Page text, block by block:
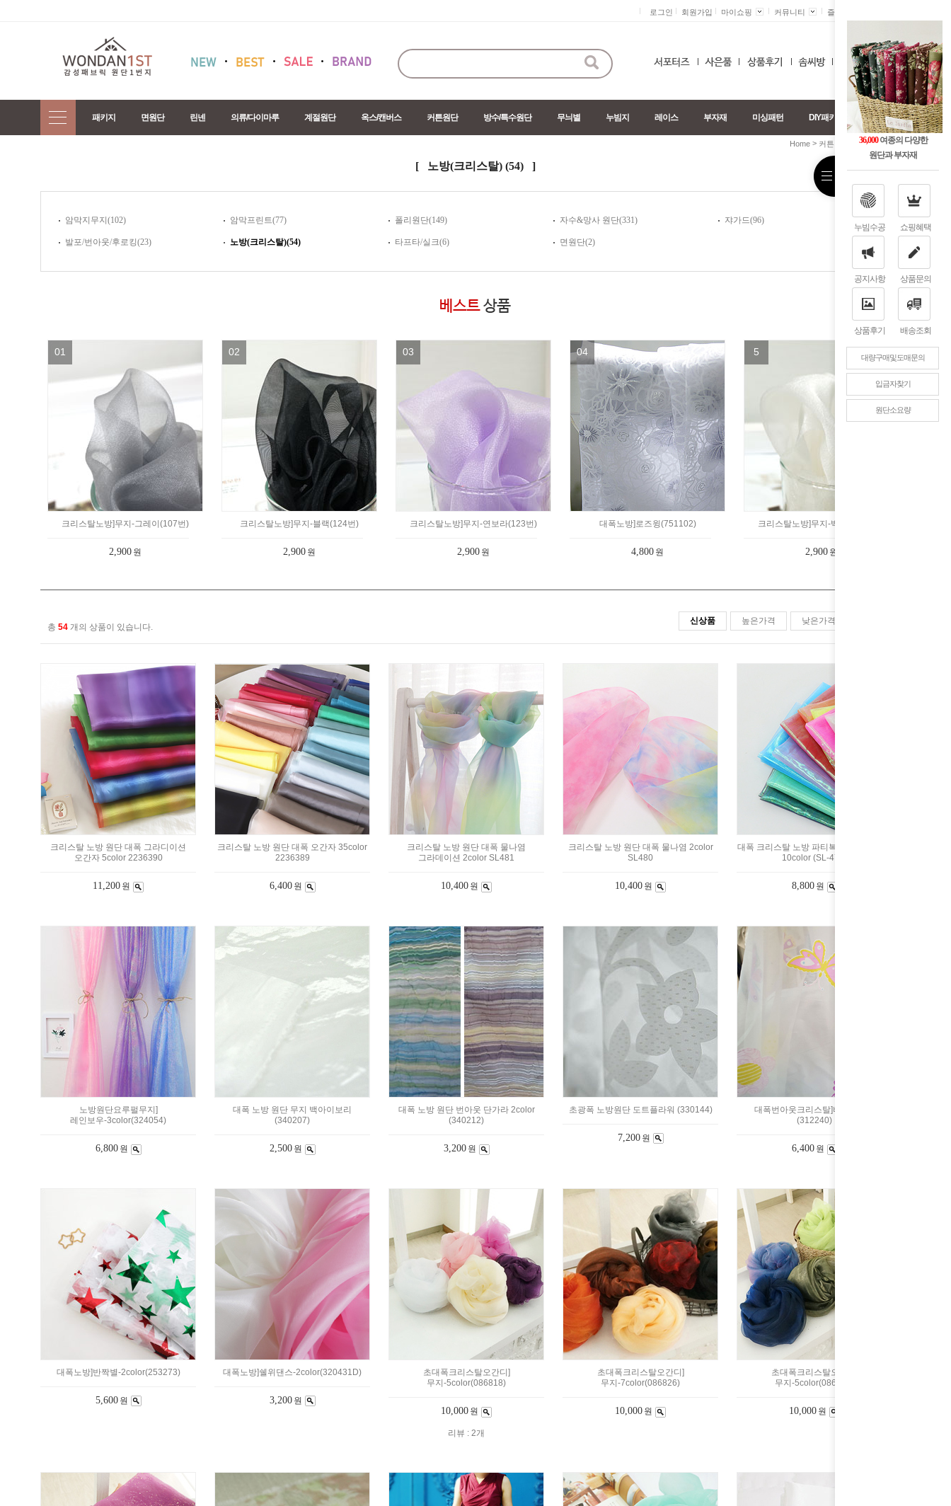
36,000여종의 다양한
원단과 부자재
누빔수공 쇼핑혜택
공지사항 상품문의
상품후기 배송조회
대량구매및도매문의
입금자찾기
원단소요량
로그인 회원가입 마이쇼핑 커뮤니티 즐겨찾기 +
0
패키지 면원단 린넨 의류/다이마루 계절원단 옥스/캔버스 커튼원단 방수/특수원단 무늬별 누빔지 레이스 부자재 미싱패턴 DIY패키지
Home > 커튼원단 노방(크리스탈)
[ 노방(크리스탈) (54) ]
암막지무지(102) 암막프린트(77) 폴리원단(149) 자수&망사 원단(331) 쟈가드(96)
발포/번아웃/후로킹(23) 노방(크리스탈)(54) 타프타/실크(6) 면원단(2)
01
크리스탈노방]무지-그레이(107번)
2,900 원
02
크리스탈노방]무지-블랙(124번)
2,900 원
03
크리스탈노방]무지-연보라(123번)
2,900 원
04
대폭노방]로즈윙(751102)
4,800 원
5
크리스탈노방]무지-백아이(111번)
2,900 원
총 54 개의 상품이 있습니다.
신상품 높은가격 낮은가격
크리스탈 노방 원단 대폭 그라디이션
오간자 5color 2236390
11,200 원
크리스탈 노방 원단 대폭 오간자 35color
2236389
6,400 원
크리스탈 노방 원단 대폭 물나염
그라데이션 2color SL481
10,400 원
크리스탈 노방 원단 대폭 물나염 2color
SL480
10,400 원
대폭 크리스탈 노방 파티복 원단 홀로그램
10color (SL-474)
8,800 원
노방원단요루펄무지]
레인보우-3color(324054)
6,800 원
대폭 노방 원단 무지 백아이보리
(340207)
2,500 원
대폭 노방 원단 번아웃 단가라 2color
(340212)
3,200 원
초광폭 노방원단 도트플라워 (330144)
7,200 원
대폭번아웃크리스탈]버터플라이
(312240)
6,400 원
대폭노방]반짝별-2color(253273)
5,600 원
대폭노방]쉘위댄스-2color(320431D)
3,200 원
초대폭크리스탈오간디]
무지-5color(086818)
10,000 원
리뷰 : 2개
초대폭크리스탈오간디]
무지-7color(086826)
10,000 원
초대폭크리스탈오간디]
무지-5color(086824)
10,000 원